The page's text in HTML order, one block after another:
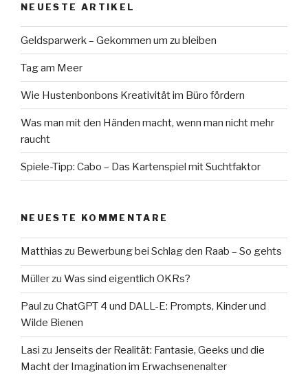
NEUESTE ARTIKEL
Geldsparwerk – Gekommen um zu bleiben
Tag am Meer
Wie Hustenbonbons Kreativität im Büro fördern
Was man mit den Händen macht, wenn man nicht mehr
raucht
Spiele-Tipp: Cabo – Das Kartenspiel mit Suchtfaktor
NEUESTE KOMMENTARE
Matthias zu Bewerbung bei Schlag den Raab – So gehts
Müllerzu Was sind eigentlich OKRs?
Paul zu ChatGPT 4 und DALL-E: Prompts, Kinder und
Wilde Bienen
Lasi zu Jenseits der Realität: Fantasie, Geeks und die
Macht der Imagination im Erwachsenenalter